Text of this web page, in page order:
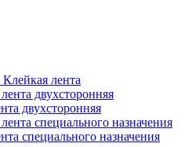
Клейкая лента
двухсторонняя
специального назначения